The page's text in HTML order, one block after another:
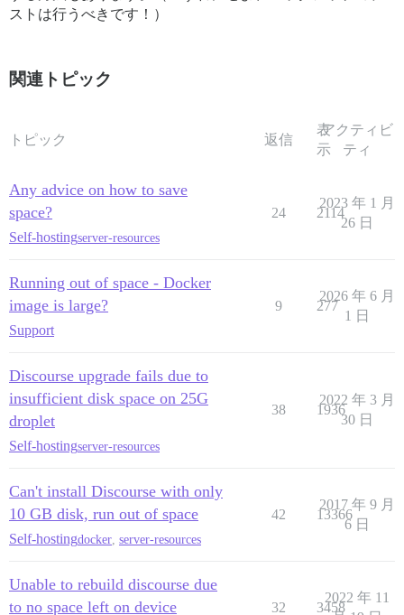
ストは行うべきです！）
関連トピック
トピック 返信
表
示
アクティビ
ティ
Any advice on how to save
space?
Self-hostingserver-resources
24 2114
2023 年 1 月
26 日
Running out of space - Docker
image is large?
Support
9 277
2026 年 6 月
1 日
Discourse upgrade fails due to
insufficient disk space on 25G
droplet
Self-hostingserver-resources
38 1936
2022 年 3 月
30 日
Can't install Discourse with only
10 GB disk, run out of space
Self-hostingdocker server-resources
42 13366
2017 年 9 月
6 日
Unable to rebuild discourse due
to no space left on device
32 3458
2022 年 11